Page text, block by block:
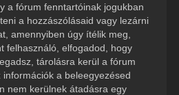
a fórum fenntartóinak jogukban
a hozzászólásaid vagy lezárni
amennyiben úgy ítélik meg,
felhasználó, elfogadod, hogy
tárolásra kerül a fórum
a beleegyezésed
nem kerülnek átadásra egy